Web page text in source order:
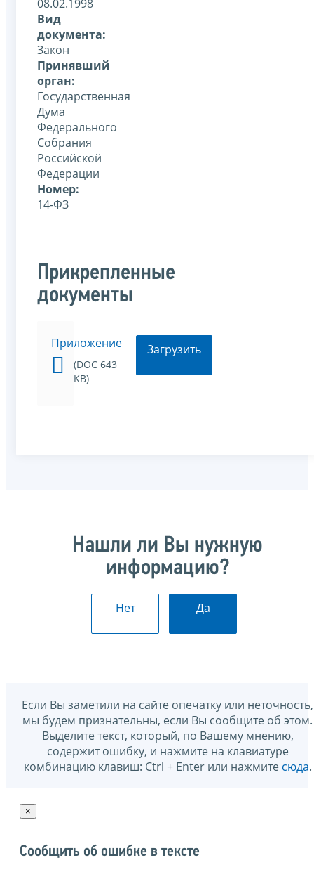
08.02.1998
Вид
документа:
Закон
Принявший
орган:
Государственная
Дума
Федерального
Собрания
Российской
Федерации
Номер:
14-ФЗ
Прикрепленные
документы
Приложение
(DOC 643
KB)
Загрузить
Нашли ли Вы нужную
информацию?
Нет Да
Если Вы заметили на сайте опечатку или неточность,
мы будем признательны, если Вы сообщите об этом.
Выделите текст, который, по Вашему мнению,
содержит ошибку, и нажмите на клавиатуре
комбинацию клавиш: Ctrl + Enter или нажмите сюда.
×
Сообщить об ошибке в тексте